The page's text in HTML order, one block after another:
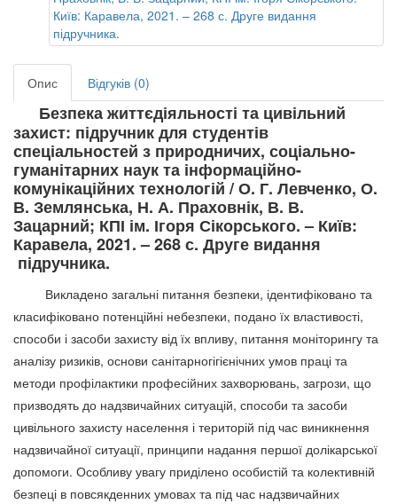
Опис Відгуків (0)
Безпека життєдіяльності та цивільний
захист: підручник для студентів
спеціальностей з природничих, соціально-
гуманітарних наук та інформаційно-
комунікаційних технологій / О. Г. Левченко, О.
В. Землянська, Н. А. Праховнік, В. В.
Зацарний; КПІ ім. Ігоря Сікорського. – Київ:
Каравела, 2021. – 268 с. Друге видання
підручника.
Викладено загальні питання безпеки, ідентифіковано та
класифіковано потенційні небезпеки, подано їх властивості,
способи і засоби захисту від їх впливу, питання моніторингу та
аналізу ризиків, основи санітарногігієнічних умов праці та
методи профілактики професійних захворювань, загрози, що
призводять до надзвичайних ситуацій, способи та засоби
цивільного захисту населення і територій під час виникнення
надзвичайної ситуації, принципи надання першої долікарської
допомоги. Особливу увагу приділено особистій та колективній
безпеці в повсякденних умовах та під час надзвичайних